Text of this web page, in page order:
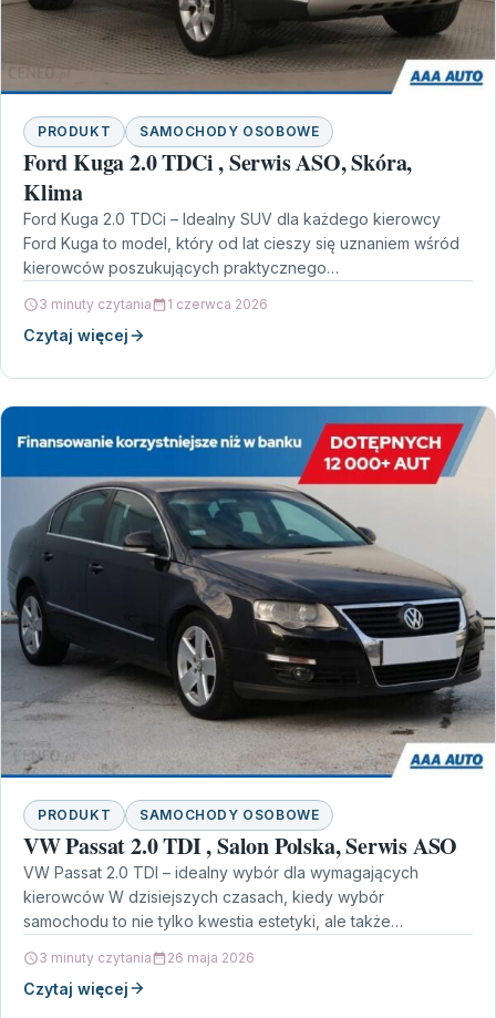
PRODUKT SAMOCHODY OSOBOWE
Ford Kuga 2.0 TDCi , Serwis ASO, Skóra,
Klima
Ford Kuga 2.0 TDCi – Idealny SUV dla każdego kierowcy
Ford Kuga to model, który od lat cieszy się uznaniem wśród
kierowców poszukujących praktycznego…
3 minuty czytania 1 czerwca 2026
Czytaj więcej
PRODUKT SAMOCHODY OSOBOWE
VW Passat 2.0 TDI , Salon Polska, Serwis ASO
VW Passat 2.0 TDI – idealny wybór dla wymagających
kierowców W dzisiejszych czasach, kiedy wybór
samochodu to nie tylko kwestia estetyki, ale także
3 minuty czytania 26 maja 2026
Czytaj więcej